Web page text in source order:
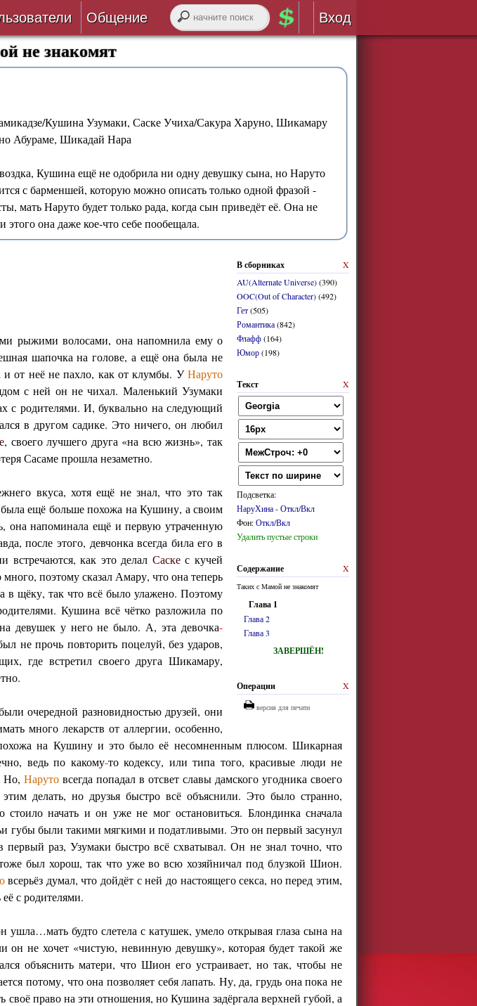
Авторы
Беты
Онлайн
За 24 часа
Общение
Блог
Вход
Авторизация
войти через ВКонтакте
забыли логин или пароль?
не знакомят
Кушина Узумаки, Саске Учиха/Сакура Харуно, Шикамару
Абураме, Шикадай Нара
Кушина ещё не одобрила ни одну девушку сына, но Наруто
с барменшей, которую можно описать только одной фразой -
мать Наруто будет только рада, когда сын приведёт её. Она не
она даже кое-что себе пообещала.
X
В сборниках
AU(Alternate Universe)(390)
OOC(Out of Character)(492)
Гет(505)
Романтика(842)
Флафф(164)
Юмор(198)
X
Текст
Подсветка:
НаруХина-Откл/Вкл
Фон:Откл/Вкл
Удалить пустые строки
X
Содержание
Таких с Мамой не знакомят
Глава 1
Глава 2
Глава 3
ЗАВЕРШЁН!
X
Операции
версия для печати
рыжими волосами, она напомнила ему о
шапочка на голове, а ещё она была не
и от неё не пахло, как от клумбы. УНаруто
с ней он не чихал. Маленький Узумаки
с родителями. И, буквально на следующий
в другом садике. Это ничего, он любил
, своего лучшего друга «на всю жизнь», так
Сасаме прошла незаметно.
вкуса, хотя ещё не знал, что это так
была ещё больше похожа на Кушину, а своим
она напоминала ещё и первую утраченную
после этого, девчонка всегда била его в
встречаются, как это делал Саскес кучей
поэтому сказал Амару, что она теперь
в щёку, так что всё было улажено. Поэтому
Кушина всё чётко разложила по
девушек у него не было. А, эта девочка-
не прочь повторить поцелуй, без ударов,
где встретил своего друга Шикамару,
очередной разновидностью друзей, они
много лекарств от аллергии, особенно,
на Кушину и это было её несомненным плюсом. Шикарная
ведь по какому-то кодексу, или типа того, красивые люди не
Но, Нарутовсегда попадал в отсвет славы дамского угодника своего
делать, но друзья быстро всё объяснили. Это было странно,
стоило начать и он уже не мог остановиться. Блондинка сначала
губы были такими мягкими и податливыми. Это он первый засунул
раз, Узумаки быстро всё схватывал. Он не знал точно, что
был хорош, так что уже во всю хозяйничал под блузкой Шион.
всерьёз думал, что дойдёт с ней до настоящего секса, но перед этим,
с родителями.
будто слетела с катушек, умело открывая глаза сына на
он не хочет «чистую, невинную девушку», которая будет такой же
объяснить матери, что Шион его устраивает, но так, чтобы не
потому, что она позволяет себя лапать. Ну, да, грудь она пока не
своё право на эти отношения, но Кушина задёргала верхней губой, а